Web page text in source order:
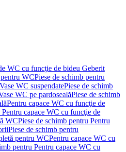
WC cu funcţie de bideu Geberit
WCPiese de schimb pentru
Vase WC suspendatePiese de schimb
WC pe pardosealăPiese de schimb
Pentru capace WC cu funcţie de
capace WC cu funcţie de
WCPiese de schimb pentru Pentru
Piese de schimb pentru
pentru WCPentru capace WC cu
pentru Pentru capace WC cu